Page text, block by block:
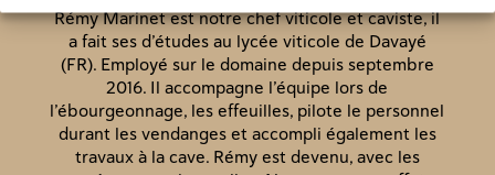
Rémy Marinet est notre chef viticole et caviste, il
a fait ses d’études au lycée viticole de Davayé
(FR). Employé sur le domaine depuis septembre
2016. Il accompagne l’équipe lors de
l’ébourgeonnage, les effeuilles, pilote le personnel
durant les vendanges et accompli également les
travaux à la cave. Rémy est devenu, avec les